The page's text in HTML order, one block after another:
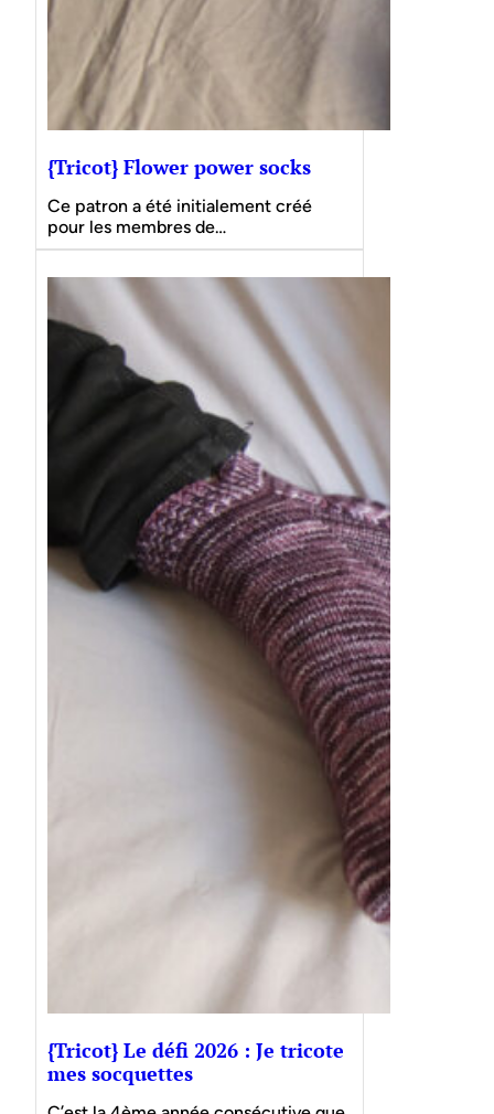
{Tricot} Flower power socks
Ce patron a été initialement créé
pour les membres de…
{Tricot} Le défi 2026 : Je tricote
mes socquettes